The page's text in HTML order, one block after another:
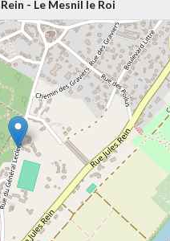
- Le Mesnil le Roi